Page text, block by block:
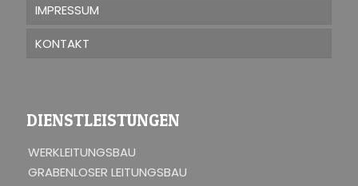
IMPRESSUM
KONTAKT
DIENSTLEISTUNGEN
WERKLEITUNGSBAU
GRABENLOSER LEITUNGSBAU